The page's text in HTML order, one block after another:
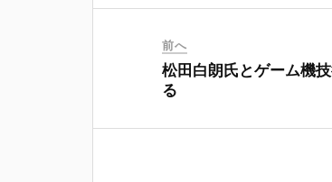
前へ
松田白朗氏とゲーム機
る